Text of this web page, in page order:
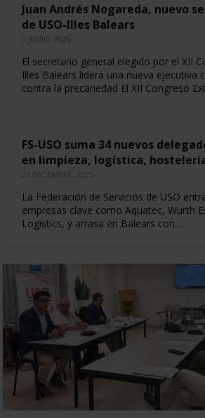
Juan Andrés Nogareda, nuevo
de USO-Illes Balears
3 JUNIO, 2026
El secretario general elegido por el XII
Illes Balears lidera una nueva ejecutiva
contra la precariedad El XII Congreso
FS-USO suma 34 nuevos
en limpieza, logística,
26 DICIEMBRE, 2025
La Federación de Servicios de USO
empresas clave como Aquatec, Wurth
Logistics, y arrasa en Balears con…